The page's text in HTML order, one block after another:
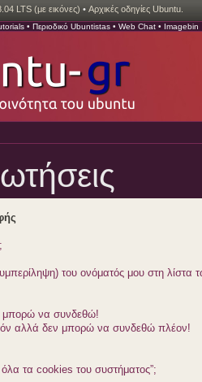
LTS (με εικόνες) • Αρχικές οδηγίες Ubuntu.
• Περιοδικό Ubuntistas • Web Chat • Imagebin
του ονόματός μου στη λίστα
μπορώ να συνδεθώ!
αλλά δεν μπορώ να συνδεθώ πλέον!
όλα τα cookies του συστήματος”;